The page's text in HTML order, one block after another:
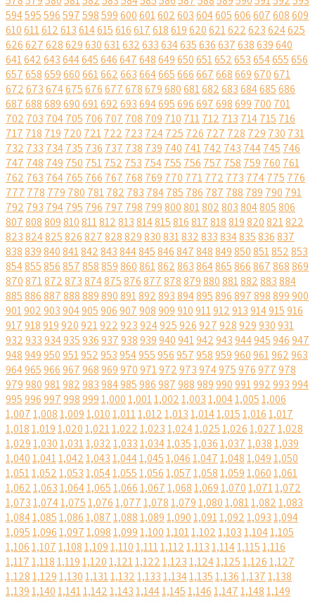
594595596597598599600601602603604605606607608609
610611612613614615616617618619620621622623624625
626627628629630631632633634635636637638639640
641642643644645646647648649650651652653654655656
657658659660661662663664665666667668669670671
672673674675676677678679680681682683684685686
687688689690691692693694695696697698699 700 701
702 703 704705 706 707 708 709 710 711712 713 714715 716
717 718 719 720 721722 723 724725 726 727 728 729 730 731
732 733 734735 736 737 738 739 740 741742 743 744745 746
747 748 749 750 751752 753 754755 756 757 758 759 760 761
762 763 764765 766 767 768 769 770 771772 773 774775 776
777 778 779 780 781782 783 784785 786 787 788 789 790 791
792 793 794795 796 797 798 799800801802803804805806
807808809810811812813814815816817818819820821822
823824825826827828829830831832833834835836837
838839840841842843844845846847848849850851852853
854855856857858859860861862863864865866867868869
870871872873874875876877878879880881882883884
885886887888889890891892893894895896897898899900
901902903904905906907908909910911912913914915916
917918919920921922923924925926927928929930931
932933934935936937938939940941942943944945946947
948949950951952953954955956957958959960961962963
964965966967968969970971972973974975976977978
979980981982983984985986987988989990991992993994
9959969979989991,0001,0011,0021,0031,0041,0051,006
1,0071,0081,0091,0101,0111,0121,0131,0141,0151,0161,017
1,0181,0191,0201,0211,0221,0231,0241,0251,0261,0271,028
1,0291,0301,0311,0321,0331,0341,0351,0361,0371,0381,039
1,0401,0411,0421,0431,0441,0451,0461,0471,0481,0491,050
1,0511,0521,0531,0541,0551,0561,0571,0581,0591,0601,061
1,0621,0631,0641,0651,0661,0671,0681,0691,0701,0711,072
1,0731,0741,0751,0761,0771,0781,0791,0801,0811,0821,083
1,0841,0851,0861,0871,0881,0891,0901,0911,0921,0931,094
1,0951,0961,0971,0981,0991,1001,1011,1021,1031,1041,105
1,1061,1071,1081,1091,1101,1111,1121,1131,1141,1151,116
1,1171,1181,1191,1201,1211,1221,1231,1241,1251,1261,127
1,1281,1291,1301,1311,1321,1331,1341,1351,1361,1371,138
1,1391,1401,1411,1421,1431,1441,1451,1461,1471,1481,149